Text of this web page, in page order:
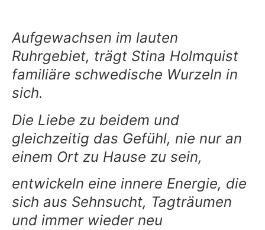
Aufgewachsen im lauten
Ruhrgebiet, trägt Stina Holmquist
familiäre schwedische Wurzeln in
sich.
Die Liebe zu beidem und
gleichzeitig das Gefühl, nie nur an
einem Ort zu Hause zu sein,
entwickeln eine innere Energie, die
sich aus Sehnsucht, Tagträumen
und immer wieder neu